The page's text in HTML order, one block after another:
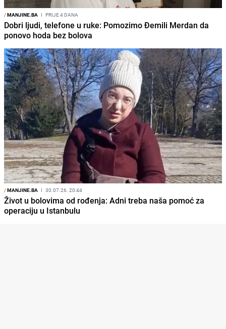
/MANJINE.BA I PRIJE 4 DANA
Dobri ljudi, telefone u ruke: Pomozimo Đemili Merdan da
ponovo hoda bez bolova
/MANJINE.BA I 30.07.26. 20:44
Život u bolovima od rođenja: Adni treba naša pomoć za
operaciju u Istanbulu